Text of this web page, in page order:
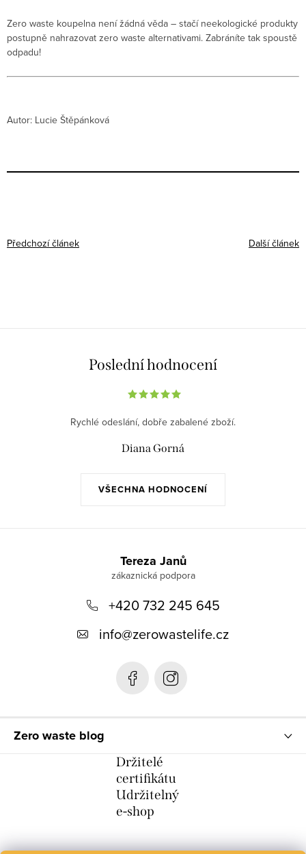
Zero waste koupelna není žádná věda – stačí neekologické produkty
postupně nahrazovat zero waste alternativami. Zabráníte tak spoustě
odpadu!
Autor: Lucie Štěpánková
Předchozí článek Další článek
Poslední hodnocení
VŠECHNA HODNOCENÍ
Rychlé odeslání, dobře zabalené zboží.
Diana Gorná
Tereza Janů
+420 732 245 645
info@zerowastelife.cz
Zero waste blog
Držitelé
certifikátu
Udržitelný
e-shop